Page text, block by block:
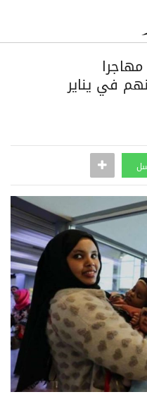
"الهجرة الدولية" تعيد 633 مهاجرا
في يناير